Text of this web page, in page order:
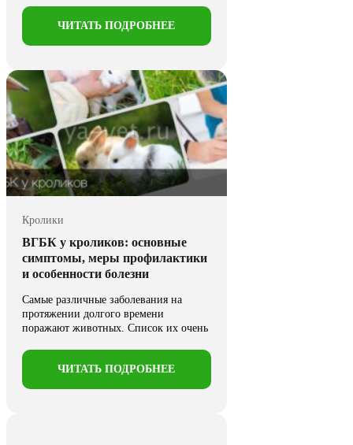
ЧИТАТЬ ПОДРОБНЕЕ
Кролики
ВГБК у кроликов: основные
симптомы, меры профилактики
и особенности болезни
Самые различные заболевания на
протяжении долгого времени
поражают животных. Список их очень
ЧИТАТЬ ПОДРОБНЕЕ